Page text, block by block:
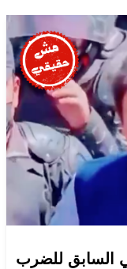
السابق للضرب